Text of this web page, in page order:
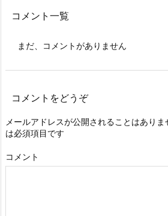
コメント一覧
まだ、コメントがありません
コメントをどうぞ
メールアドレスが公開されることはありま
は必須項目です
コメント